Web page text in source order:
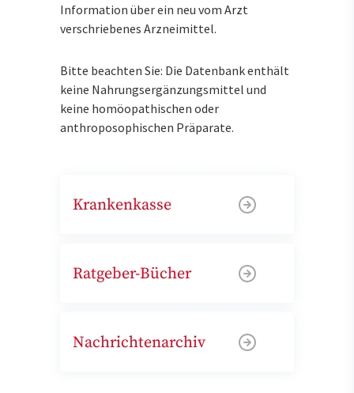
Information über ein neu vom Arzt
verschriebenes Arzneimittel.
Bitte beachten Sie: Die Datenbank enthält
keine Nahrungsergänzungsmittel und
keine homöopathischen oder
anthroposophischen Präparate.
Krankenkasse
Ratgeber-Bücher
Nachrichtenarchiv